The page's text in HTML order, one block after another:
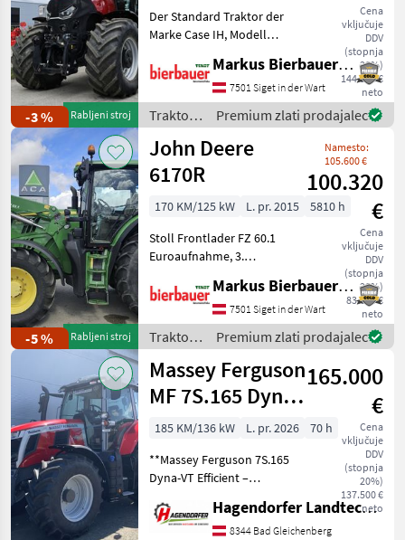
-3 % Rabljeni stroj
Cena
vključuje
DDV
(stopnja
20%)
144.530 €
neto
Der Standard Traktor der
Marke Case IH, Modell
wunderschönes Fahrzeug
mit einer Leistung von 277
PS und einem Baujahr von
2020. Es verfüg
Markus Bierbauer GmbH
7501 Siget in der Wart
Traktor /
Case IH
Premium zlati prodajalec
-5 % Rabljeni stroj
John Deere
6170R
Namesto:
105.600 €
100.320
€
Cena
vključuje
DDV
(stopnja
20%)
83.600 €
neto
170 KM/125 kW L. pr. 2015
5810 h
Stoll Frontlader FZ 60.1
Euroaufnahme, 3.
Top Zustand, pogon:
štirikolesni pogon,
brezstopenjski menjalnik,
platforma: kabina, število v
Markus Bierbauer GmbH
7501 Siget in der Wart
Traktor /
John
Deere
Premium zlati prodajalec
Massey Ferguson
MF 7S.165 Dyna-
VT Efficient
165.000
€
Cena
vključuje
DDV
(stopnja
20%)
137.500 €
neto
185 KM/136 kW L. pr. 2026
70 h
**Massey Ferguson 7S.165
Dyna-VT Efficient –
približno 70 delovnimi
Hagendorfer Landtechnik
8344 Bad Gleichenberg